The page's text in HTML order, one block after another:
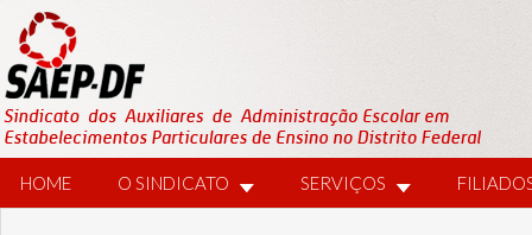
HOME O SINDICATO SERVIÇOS